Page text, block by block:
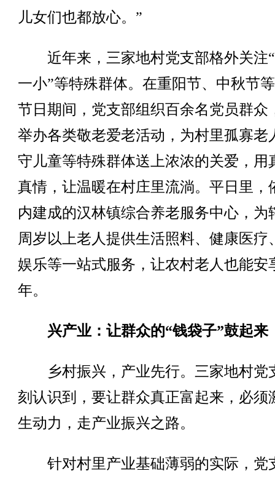
儿女们也都放心。”
近年来，三家地村党支部格外关注
一小”等特殊群体。在重阳节、中秋节
节日期间，党支部组织百余名党员群众
举办各类敬老爱老活动，为村里孤寡老
守儿童等特殊群体送上浓浓的关爱，用
真情，让温暖在村庄里流淌。平日里，
内建成的汉林镇综合养老服务中心，为
周岁以上老人提供生活照料、健康医疗
娱乐等一站式服务，让农村老人也能安
年。
兴产业：让群众的“钱袋子”鼓起来
乡村振兴，产业先行。三家地村党
刻认识到，要让群众真正富起来，必须
生动力，走产业振兴之路。
针对村里产业基础薄弱的实际，党